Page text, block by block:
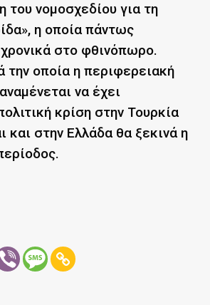
του νομοσχεδίου για τη
η οποία πάντως
στο φθινόπωρο.
την οποία η περιφερειακή
να έχει
κρίση στην Τουρκία
και στην Ελλάδα θα ξεκινά η